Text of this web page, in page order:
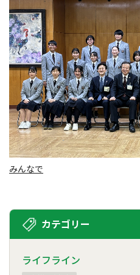
みんなで
カテゴリー
ライフライン